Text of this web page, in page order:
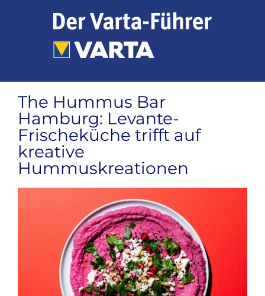
The Hummus Bar
Hamburg: Levante-
Frischeküche trifft auf
kreative
Hummuskreationen